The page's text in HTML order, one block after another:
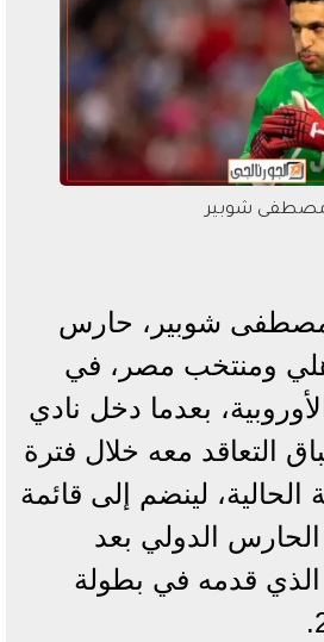
شوبير
شوبير، حارس
ومنتخب مصر، في
بعدما دخل نادي
التعاقد معه خلال فترة
الحالية، لينضم إلى قائمة
الحارس الدولي بعد
الذي قدمه في بطولة